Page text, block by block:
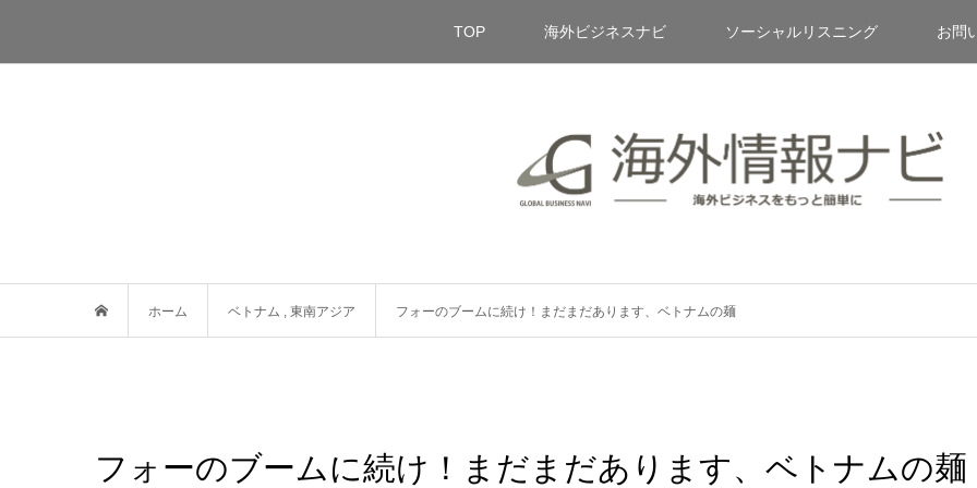
TOP 海外ビジネスナビ ソーシャルリスニング お問
ホーム ベトナム , 東南アジア フォーのブームに続け！まだまだあります、ベトナムの麺
フォーのブームに続け！まだまだあります、ベトナムの麺